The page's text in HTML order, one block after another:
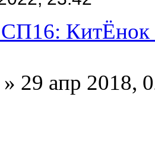
КитЁнок
» 29 апр 2018,